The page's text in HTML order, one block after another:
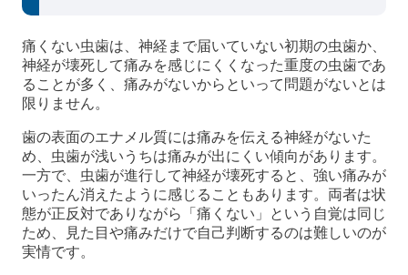
痛くない虫歯は、神経まで届いていない初期の虫歯か、
神経が壊死して痛みを感じにくくなった重度の虫歯であ
ることが多く、痛みがないからといって問題がないとは
限りません。
歯の表面のエナメル質には痛みを伝える神経がないた
め、虫歯が浅いうちは痛みが出にくい傾向があります。
一方で、虫歯が進行して神経が壊死すると、強い痛みが
いったん消えたように感じることもあります。両者は状
態が正反対でありながら「痛くない」という自覚は同じ
ため、見た目や痛みだけで自己判断するのは難しいのが
実情です。